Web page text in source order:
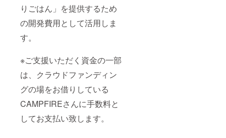
りごはん」を提供するため
の開発費用として活用しま
す。
※ご支援いただく資金の一部
は、クラウドファンディン
グの場をお借りしている
CAMPFIREさんに手数料と
してお支払い致します。